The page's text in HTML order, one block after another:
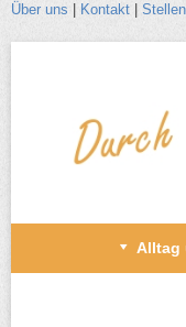
Über uns Kontakt
Alltag